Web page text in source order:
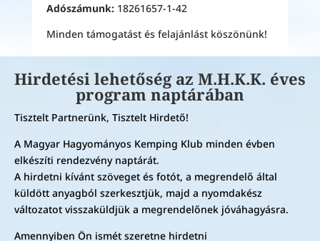
Adószámunk:18261657-1-42
Minden támogatást és felajánlást köszönünk!
Hirdetési lehetőség az M.H.K.K. éves
program naptárában
Tisztelt Partnerünk, Tisztelt Hirdető!
A Magyar Hagyományos Kemping Klub minden évben
elkészíti rendezvény naptárát.
A hirdetni kívánt szöveget és fotót, a megrendelő által
küldött anyagból szerkesztjük, majd a nyomdakész
változatot visszaküldjük a megrendelőnek jóváhagyásra.
Amennyiben Ön ismét szeretne hirdetni